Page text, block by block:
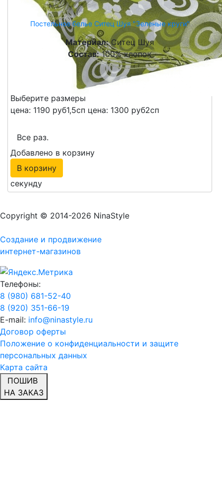
Постельное белье Ситец Шуя "Зеленые круги"
Материал: Ситец Шуя
Состав: 100% хлопок
Выберите размеры
цена: 1190 руб1,5сп цена: 1300 руб2сп
Все раз.
Добавлено в корзину
В корзину
секунду
Copyright © 2014-2026 NinaStyle
Создание и продвижение
интернет-магазинов
Телефоны:
8 (980) 681-52-40
8 (920) 351-66-19
E-mail: info@ninastyle.ru
Договор оферты
Положение о конфиденциальности и защите
персональных данных
Карта сайта
ПОШИВ
НА ЗАКАЗ